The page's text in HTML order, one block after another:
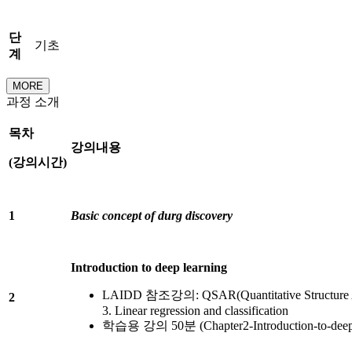
단
계
기초
MORE
과정 소개
목차
(강의시간)
강의내용
1 Basic concept of durg discovery
2
Introduction to deep learning
LAIDD 참조강의: QSAR(Quantitative Structure
3. Linear regression and classification
학습용 강의 50분 (Chapter2-Introduction-to-